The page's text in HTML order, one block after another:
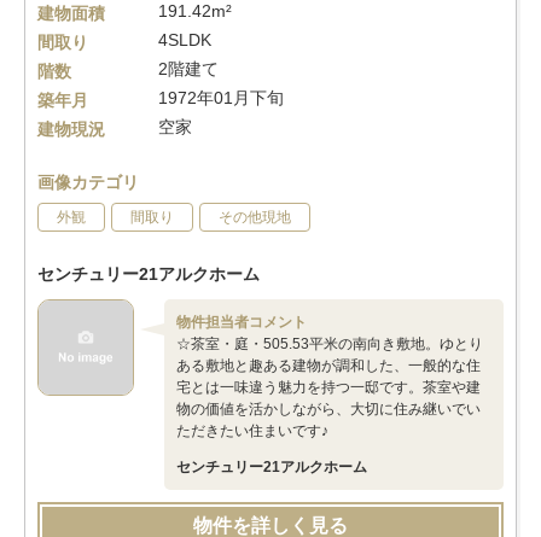
建物面積
191.42m²
間取り
4SLDK
階数
2階建て
築年月
1972年01月下旬
建物現況
空家
画像カテゴリ
外観 間取り その他現地
センチュリー21アルクホーム
物件担当者コメント
☆茶室・庭・505.53平米の南向き敷地。ゆとり
ある敷地と趣ある建物が調和した、一般的な住
宅とは一味違う魅力を持つ一邸です。茶室や建
物の価値を活かしながら、大切に住み継いでい
ただきたい住まいです♪
センチュリー21アルクホーム
物件を詳しく見る